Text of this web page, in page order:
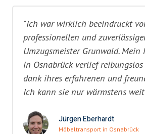
"Ich war wirklich beeindruckt
professionellen und
Umzugsmeister Grunwald.
in Osnabrück verlief
dank ihres erfahrenen und
Ich kann sie nur wärmstens
Jürgen Eberhardt
Möbeltransport in Osnabrück